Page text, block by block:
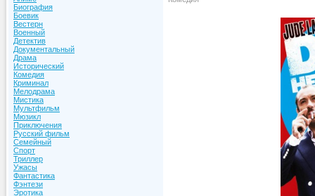
Биография
Боевик
Вестерн
Военный
Детектив
Документальный
Драма
Исторический
Комедия
Криминал
Мелодрама
Мистика
Мультфильм
Мюзикл
Приключения
Русский фильм
Семейный
Спорт
Триллер
Ужасы
Фантастика
Фэнтези
Эротика